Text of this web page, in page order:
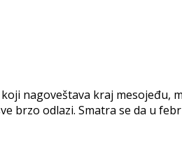
nagoveštava kraj mesojeđu,
brzo odlazi. Smatra se da u